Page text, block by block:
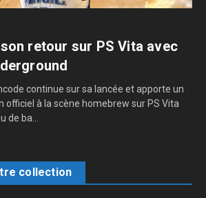
retour sur PS Vita avec
continue sur sa lancée et apporte un
officiel à la scène homebrew sur PS Vita
de ba...
collection